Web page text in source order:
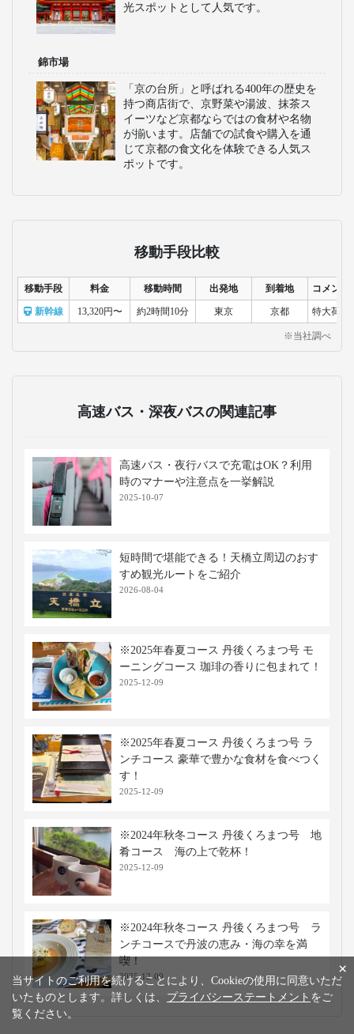
光スポットとして人気です。
錦市場
「京の台所」と呼ばれる400年の歴史を
持つ商店街で、京野菜や湯波、抹茶ス
イーツなど京都ならではの食材や名物
が揃います。店舗での試食や購入を通
じて京都の食文化を体験できる人気ス
ポットです。
移動手段比較
移動手段 料金 移動時間 出発地 到着地 コメント
新幹線 13,320円〜 約2時間10分 東京 京都 特大荷物
※当社調べ
高速バス・深夜バスの関連記事
高速バス・夜行バスで充電はOK？利用
時のマナーや注意点を一挙解説
2025-10-07
短時間で堪能できる！天橋立周辺のおす
すめ観光ルートをご紹介
2026-08-04
※2025年春夏コース 丹後くろまつ号 モ
ーニングコース 珈琲の香りに包まれて！
2025-12-09
※2025年春夏コース 丹後くろまつ号 ラ
ンチコース 豪華で豊かな食材を食べつく
す！
2025-12-09
※2024年秋冬コース 丹後くろまつ号 地
肴コース 海の上で乾杯！
2025-12-09
※2024年秋冬コース 丹後くろまつ号 ラ
ンチコースで丹波の恵み・海の幸を満
喫！
2025-12-09 ×
当サイトのご利用を続けることにより、Cookieの使用に同意いただ
いたものとします。詳しくは、 プライバシーステートメント をご
覧ください。